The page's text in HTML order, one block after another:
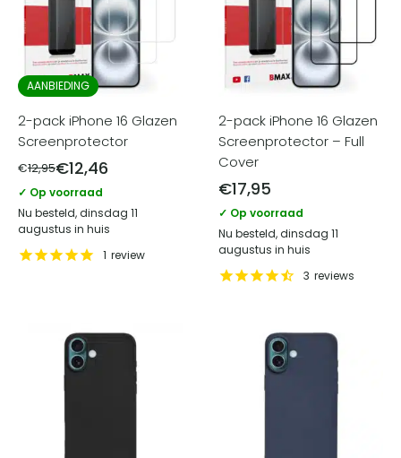
AANBIEDING
2-pack iPhone 16 Glazen
Screenprotector
€12,95€12,46
✓ Op voorraad
Nu besteld, dinsdag 11
augustus in huis
1 review
2-pack iPhone 16 Glazen
Screenprotector – Full
Cover
€17,95
✓ Op voorraad
Nu besteld, dinsdag 11
augustus in huis
3 reviews